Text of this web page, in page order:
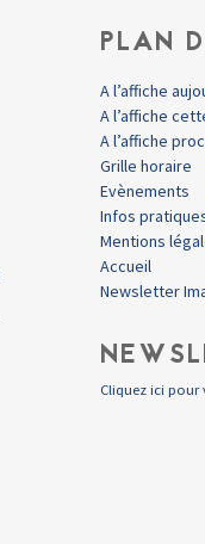
PLAN
A l’affiche
A l’affiche
A l’affiche
Grille horaire
Evènements
Infos
Mentions
Accueil
Newsletter
Cliquez ici pour